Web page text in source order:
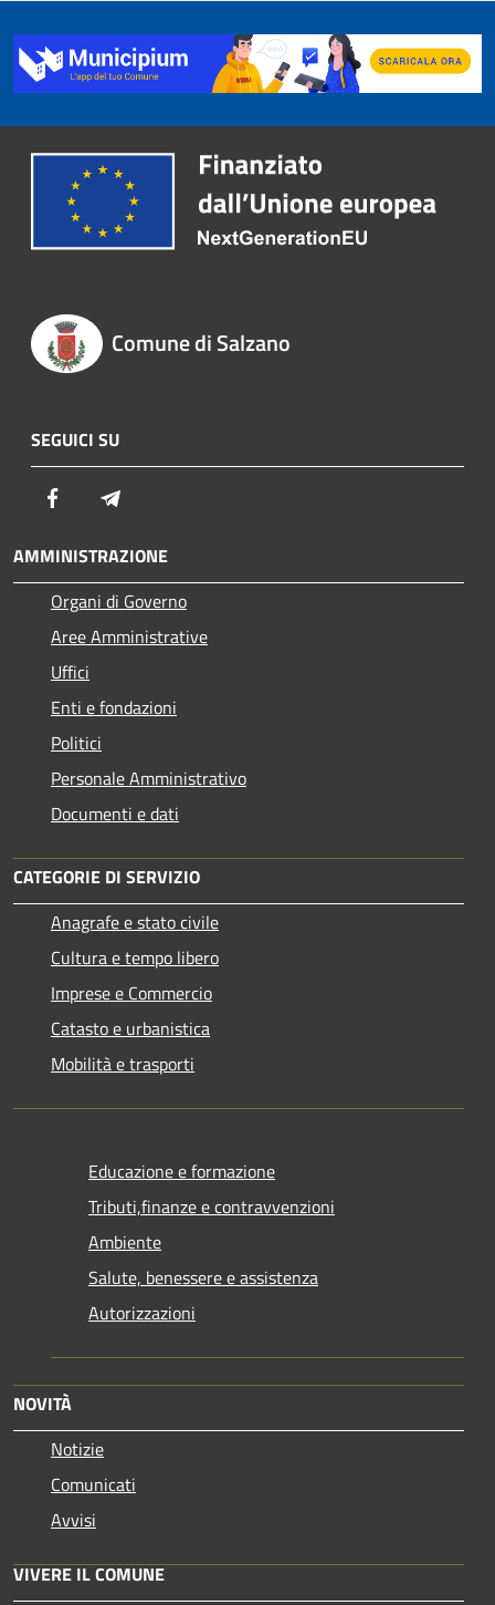
Comune di Salzano
SEGUICI SU
Facebook
AMMINISTRAZIONE
Organi di Governo
Aree Amministrative
Uffici
Enti e fondazioni
Politici
Personale Amministrativo
Documenti e dati
CATEGORIE DI SERVIZIO
Anagrafe e stato civile
Cultura e tempo libero
Imprese e Commercio
Catasto e urbanistica
Mobilità e trasporti
Educazione e formazione
Tributi,finanze e contravvenzioni
Ambiente
Salute, benessere e assistenza
Autorizzazioni
NOVITÀ
Notizie
Comunicati
Avvisi
VIVERE IL COMUNE